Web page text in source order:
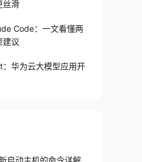
丝滑
Code：一文看懂两
建议
华为云大模型应用开
启动主机的命令详解